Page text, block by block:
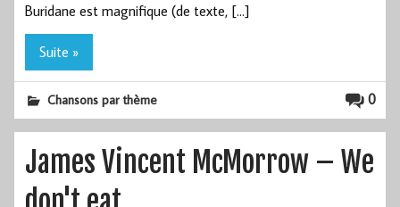
Buridane est magnifique (de texte, […]
Suite »
0
Chansons par thème
James Vincent McMorrow – We